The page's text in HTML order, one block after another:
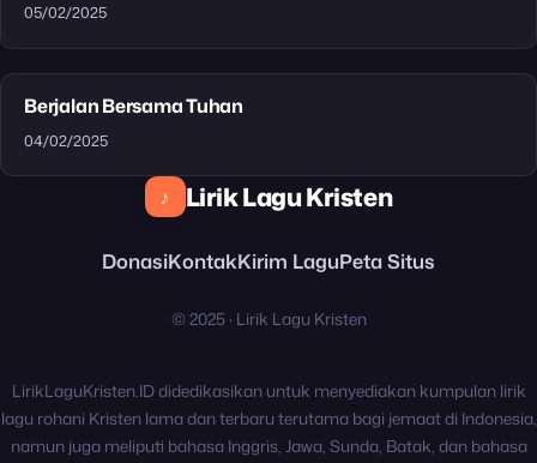
05/02/2025
Berjalan Bersama Tuhan
04/02/2025
♪ Lirik Lagu Kristen
DonasiKontakKirim LaguPeta Situs
© 2025 · Lirik Lagu Kristen
LirikLaguKristen.ID didedikasikan untuk menyediakan kumpulan lirik
lagu rohani Kristen lama dan terbaru terutama bagi jemaat di Indonesia,
namun juga meliputi bahasa Inggris, Jawa, Sunda, Batak, dan bahasa